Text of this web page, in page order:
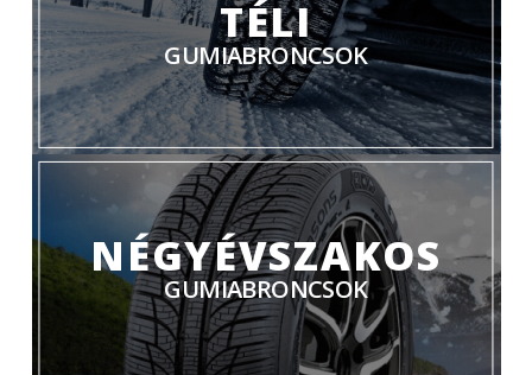
TÉLI
GUMIABRONCSOK
NÉGYÉVSZAKOS
GUMIABRONCSOK